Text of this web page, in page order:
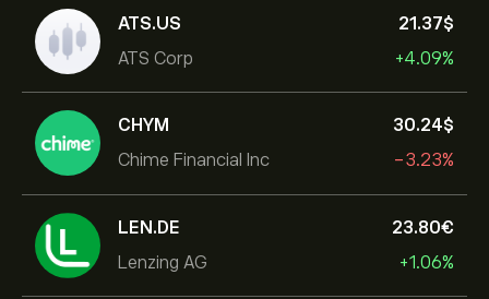
ATS.US
ATS Corp
21.37‎$‎
+4.09%
CHYM
Chime Financial Inc
30.24‎$‎
-3.23%
LEN.DE
Lenzing AG
23.80‎€‎
+1.06%